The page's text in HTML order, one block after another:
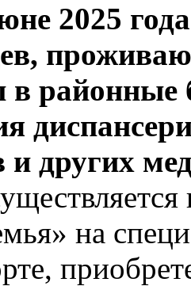
2025
в
и других
на